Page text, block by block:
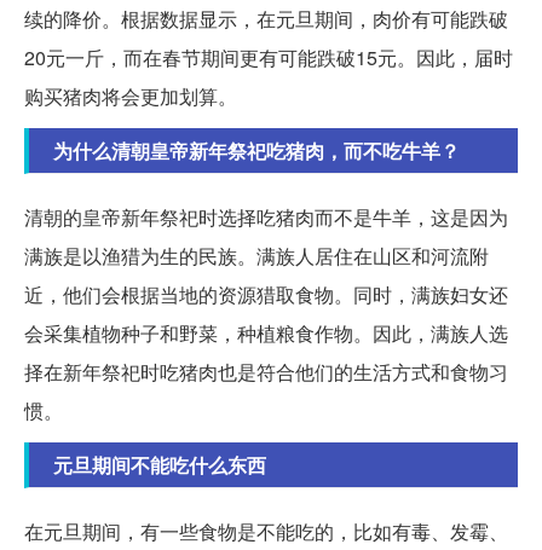
续的降价。根据数据显示，在元旦期间，肉价有可能跌破
20元一斤，而在春节期间更有可能跌破15元。因此，届时
购买猪肉将会更加划算。
为什么清朝皇帝新年祭祀吃猪肉，而不吃牛羊？
清朝的皇帝新年祭祀时选择吃猪肉而不是牛羊，这是因为
满族是以渔猎为生的民族。满族人居住在山区和河流附
近，他们会根据当地的资源猎取食物。同时，满族妇女还
会采集植物种子和野菜，种植粮食作物。因此，满族人选
择在新年祭祀时吃猪肉也是符合他们的生活方式和食物习
惯。
元旦期间不能吃什么东西
在元旦期间，有一些食物是不能吃的，比如有毒、发霉、